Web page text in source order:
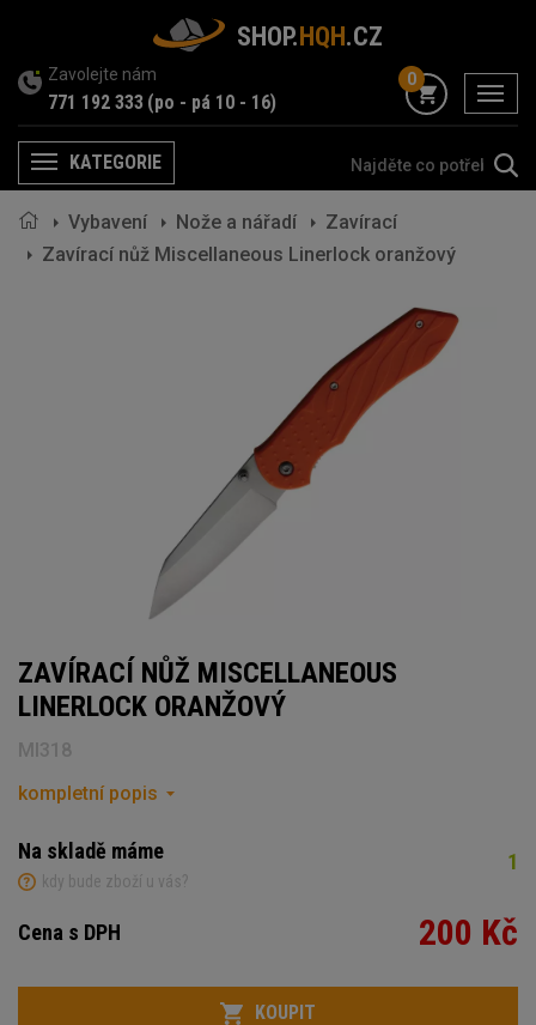
SHOP.HQH.CZ
Zavolejte nám
771 192 333 (po - pá 10 - 16) menu
0
MenuKATEGORIE
Vybavení Nože a nářadí
Zavírací
Zavírací nůž Miscellaneous Linerlock oranžový
ZAVÍRACÍ NŮŽ MISCELLANEOUS
LINERLOCK ORANŽOVÝ
MI318
kompletní popis
Na skladě máme
kdy bude zboží u vás?
1
Cena s DPH 200 Kč
Počet
KOUPIT